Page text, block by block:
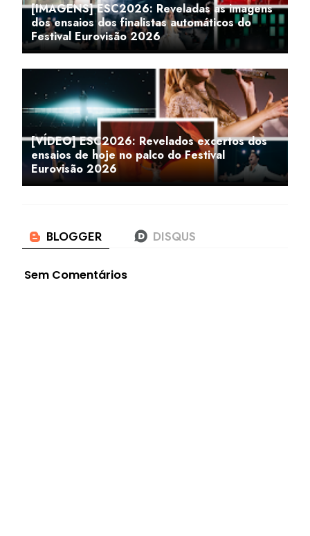
[IMAGENS] ESC2026: Reveladas as imagens
dos ensaios dos finalistas automáticos do
Festival Eurovisão 2026
[VÍDEO] ESC2026: Revelados excertos dos
ensaios de hoje no palco do Festival
Eurovisão 2026
Sem Comentários